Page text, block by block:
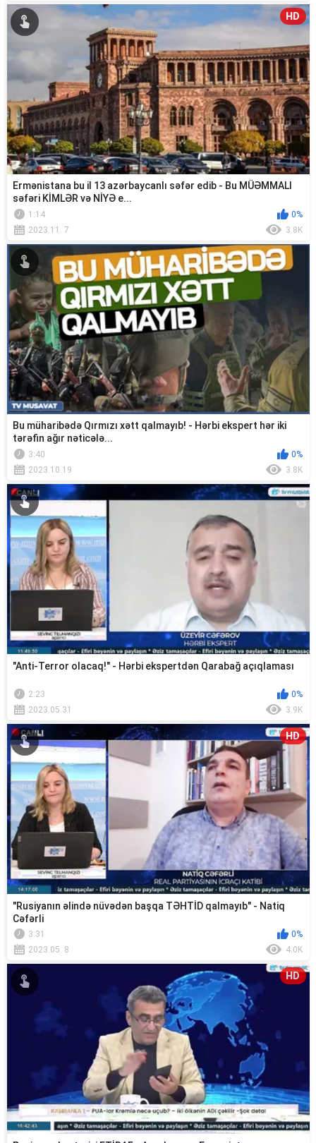
HD
Ermənistana bu il 13 azərbaycanlı səfər edib - Bu MÜƏMMALI
səfəri KİMLƏR və NİYƏ e...
1:14
0%
2023.11. 7
3.8K
Bu müharibədə Qırmızı xətt qalmayıb! - Hərbi ekspert hər iki
tərəfin ağır nəticələ...
3:40
0%
2023.10.19
3.8K
"Anti-Terror olacaq!" - Hərbi ekspertdən Qarabağ açıqlaması
2:23
0%
2023.05.31
3.9K
HD
"Rusiyanın əlində nüvədən başqa TƏHTİD qalmayıb" - Natiq
Cəfərli
3:31
0%
2023.05. 8
4.0K
HD